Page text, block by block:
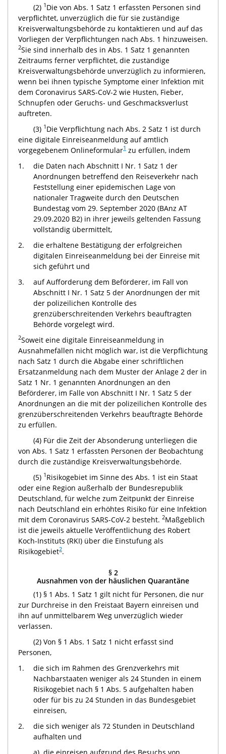
(2) 1 Die von Abs. 1 Satz 1 erfassten Personen sind
verpflichtet, unverzüglich die für sie zuständige
Kreisverwaltungsbehörde zu kontaktieren und auf das
Vorliegen der Verpflichtungen nach Abs. 1 hinzuweisen.
2Sie sind innerhalb des in Abs. 1 Satz 1 genannten
Zeitraums ferner verpflichtet, die zuständige
Kreisverwaltungsbehörde unverzüglich zu informieren,
wenn bei ihnen typische Symptome einer Infektion mit
dem Coronavirus SARS-CoV-2 wie Husten, Fieber,
Schnupfen oder Geruchs- und Geschmacksverlust
auftreten.
(3) 1 Die Verpflichtung nach Abs. 2 Satz 1 ist durch
eine digitale Einreiseanmeldung auf amtlich
vorgegebenem Onlineformular1 zu erfüllen, indem
1.
die Daten nach Abschnitt I Nr. 1 Satz 1 der
Anordnungen betreffend den Reiseverkehr nach
Feststellung einer epidemischen Lage von
nationaler Tragweite durch den Deutschen
Bundestag vom 29. September 2020 (BAnz AT
29.09.2020 B2) in ihrer jeweils geltenden Fassung
vollständig übermittelt,
2.
die erhaltene Bestätigung der erfolgreichen
digitalen Einreiseanmeldung bei der Einreise mit
sich geführt und
3.
auf Aufforderung dem Beförderer, im Fall von
Abschnitt I Nr. 1 Satz 5 der Anordnungen der mit
der polizeilichen Kontrolle des
grenzüberschreitenden Verkehrs beauftragten
Behörde vorgelegt wird.
2Soweit eine digitale Einreiseanmeldung in
Ausnahmefällen nicht möglich war, ist die Verpflichtung
nach Satz 1 durch die Abgabe einer schriftlichen
Ersatzanmeldung nach dem Muster der Anlage 2 der in
Satz 1 Nr. 1 genannten Anordnungen an den
Beförderer, im Falle von Abschnitt I Nr. 1 Satz 5 der
Anordnungen an die mit der polizeilichen Kontrolle des
grenzüberschreitenden Verkehrs beauftragte Behörde
zu erfüllen.
(4) Für die Zeit der Absonderung unterliegen die
von Abs. 1 Satz 1 erfassten Personen der Beobachtung
durch die zuständige Kreisverwaltungsbehörde.
(5) 1 Risikogebiet im Sinne des Abs. 1 ist ein Staat
oder eine Region außerhalb der Bundesrepublik
Deutschland, für welche zum Zeitpunkt der Einreise
nach Deutschland ein erhöhtes Risiko für eine Infektion
mit dem Coronavirus SARS-CoV-2 besteht. 2Maßgeblich
ist die jeweils aktuelle Veröffentlichung des Robert
Koch-Instituts (RKI) über die Einstufung als
Risikogebiet2.
§ 2
Ausnahmen von der häuslichen Quarantäne
(1) § 1 Abs. 1 Satz 1 gilt nicht für Personen, die nur
zur Durchreise in den Freistaat Bayern einreisen und
ihn auf unmittelbarem Weg unverzüglich wieder
verlassen.
(2) Von § 1 Abs. 1 Satz 1 nicht erfasst sind
Personen,
1.
die sich im Rahmen des Grenzverkehrs mit
Nachbarstaaten weniger als 24 Stunden in einem
Risikogebiet nach § 1 Abs. 5 aufgehalten haben
oder für bis zu 24 Stunden in das Bundesgebiet
einreisen,
2.
die sich weniger als 72 Stunden in Deutschland
aufhalten und
a) die einreisen aufgrund des Besuchs von